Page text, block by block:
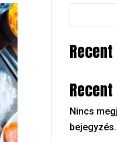
Nincs
bejegyzés.